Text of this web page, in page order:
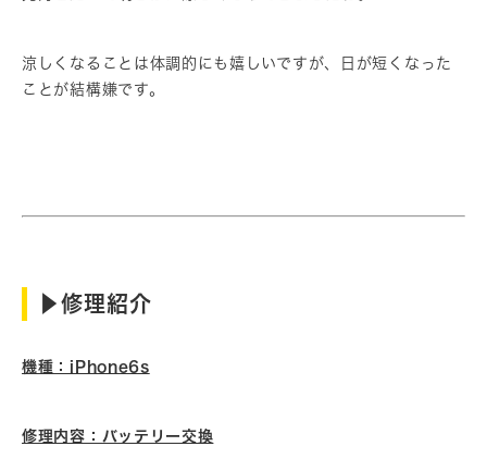
涼しくなることは体調的にも嬉しいですが、日が短くなった
ことが結構嫌です。
▶︎修理紹介
機種：iPhone6s
修理内容：バッテリー交換